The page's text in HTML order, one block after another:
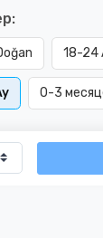
18-24
0-3